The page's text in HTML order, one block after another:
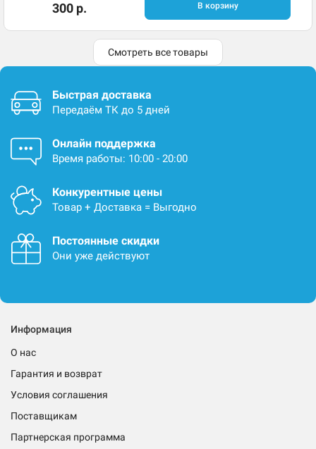
300 р. В корзину
Смотреть все товары
Быстрая доставка
Передаём ТК до 5 дней
Онлайн поддержка
Время работы: 10:00 - 20:00
Конкурентные цены
Товар + Доставка = Выгодно
Постоянные скидки
Они уже действуют
Информация
О нас
Гарантия и возврат
Условия соглашения
Поставщикам
Партнерская программа